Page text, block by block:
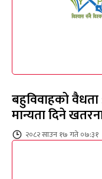
बहुविवाहको
मान्यता दिने
२०८२ साउन १७ गते ०७:३१